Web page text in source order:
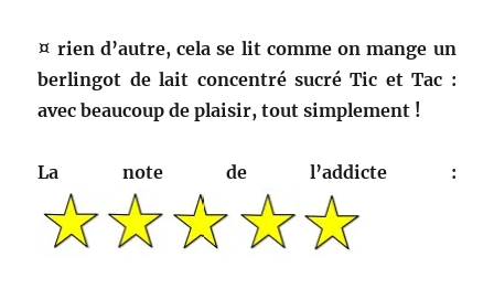
¤ rien d’autre, cela se lit comme on mange un
berlingot de lait concentré sucré Tic et Tac :
avec beaucoup de plaisir, tout simplement !
La note de l’addicte :